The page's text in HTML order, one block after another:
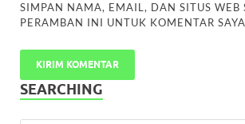
SIMPAN NAMA, EMAIL, DAN SITUS WEB
PERAMBAN INI UNTUK KOMENTAR
SEARCHING